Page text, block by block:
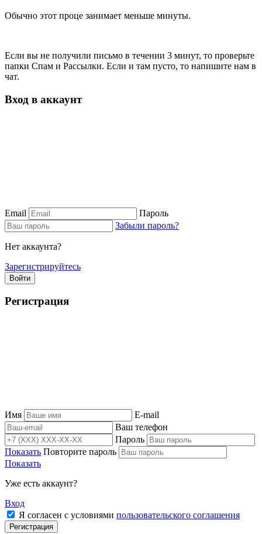
Обычно этот проце занимает меньше минуты.
Если вы не получили письмо в течении 3 минут, то проверьте
папки Спам и Рассылки. Если и там пусто, то напишите нам в
чат.
Вход в аккаунт
Email
Пароль
Забыли пароль?
Нет аккаунта?
Зарегистрируйтесь
Войти
Регистрация
Имя
E-mail
Ваш телефон
Пароль
Показать Повторите пароль
Показать
Уже есть аккаунт?
Вход
Я согласен с условиями пользовательского соглашения
Регистрация